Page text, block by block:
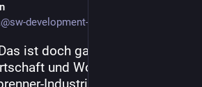
development-is.social
ist doch ganz einfach.
und Wohlstand hängt zu